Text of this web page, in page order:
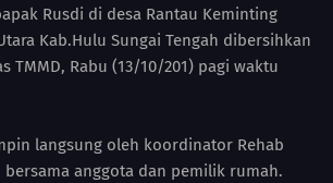
Rusdi di desa Rantau Keminting
Kab.Hulu Sungai Tengah dibersihkan
TMMD, Rabu (13/10/201) pagi waktu
langsung oleh koordinator Rehab
bersama anggota dan pemilik rumah.